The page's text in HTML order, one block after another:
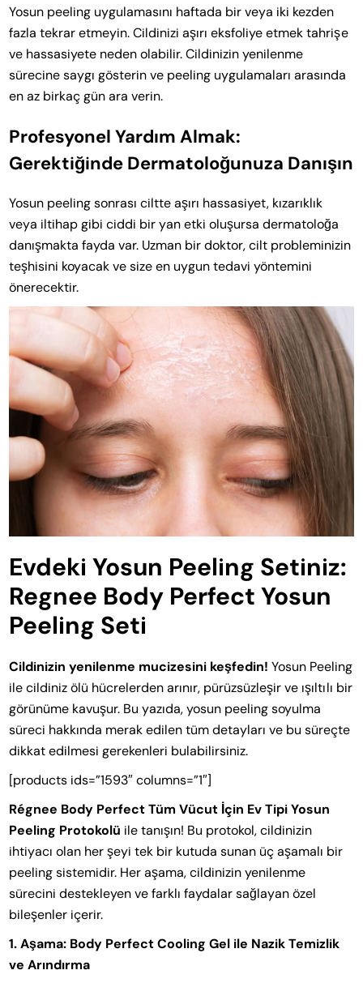
Yosun peeling uygulamasını haftada bir veya iki kezden
fazla tekrar etmeyin. Cildinizi aşırı eksfoliye etmek tahrişe
ve hassasiyete neden olabilir. Cildinizin yenilenme
sürecine saygı gösterin ve peeling uygulamaları arasında
en az birkaç gün ara verin.
Profesyonel Yardım Almak:
Gerektiğinde Dermatoloğunuza Danışın
Yosun peeling sonrası ciltte aşırı hassasiyet, kızarıklık
veya iltihap gibi ciddi bir yan etki oluşursa dermatoloğa
danışmakta fayda var. Uzman bir doktor, cilt probleminizin
teşhisini koyacak ve size en uygun tedavi yöntemini
önerecektir.
Evdeki Yosun Peeling Setiniz:
Regnee Body Perfect Yosun
Peeling Seti
Cildinizin yenilenme mucizesini keşfedin! Yosun Peeling
ile cildiniz ölü hücrelerden arınır, pürüzsüzleşir ve ışıltılı bir
görünüme kavuşur. Bu yazıda, yosun peeling soyulma
süreci hakkında merak edilen tüm detayları ve bu süreçte
dikkat edilmesi gerekenleri bulabilirsiniz.
[products ids=”1593″ columns=”1″]
Régnee Body Perfect Tüm Vücut İçin Ev Tipi Yosun
Peeling Protokolü ile tanışın! Bu protokol, cildinizin
ihtiyacı olan her şeyi tek bir kutuda sunan üç aşamalı bir
peeling sistemidir. Her aşama, cildinizin yenilenme
sürecini destekleyen ve farklı faydalar sağlayan özel
bileşenler içerir.
1. Aşama: Body Perfect Cooling Gel ile Nazik Temizlik
ve Arındırma